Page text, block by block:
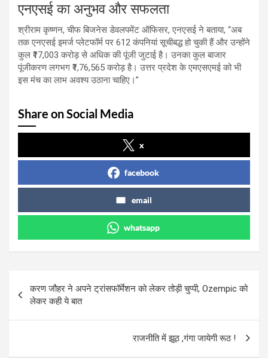
एनएसई का अनुभव और सफलता
श्रीराम कृष्णन, चीफ बिजनेस डेवलपमेंट ऑफिसर, एनएसई ने बताया, “अब
तक एनएसई इमर्ज प्लेटफॉर्म पर 612 कंपनियां सूचीबद्ध हो चुकी हैं और उन्होंने
कुल ₹17,003 करोड़ से अधिक की पूंजी जुटाई है। उनका कुल बाजार
पूंजीकरण लगभग ₹1,76,565 करोड़ है। उत्तर प्रदेश के एमएसएमई को भी
इस मंच का लाभ अवश्य उठाना चाहिए।”
Share on Social Media
x
facebook
email
whatsapp
navigation
करण जौहर ने अपने ट्रांसफॉर्मेशन को लेकर तोड़ी चुप्पी, Ozempic को
लेकर कही ये बात
राजनीति में झूठ ,गंगा जायेगी रूठ !